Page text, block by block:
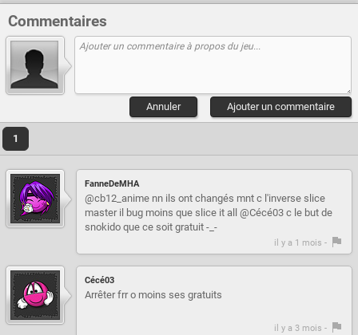
Commentaires
Ajouter un commentaire
Annuler
1
FanneDeMHA
@cb12_anime nn ils ont changés mnt c l'inverse slice
master il bug moins que slice it all @Cécé03 c le but de
snokido que ce soit gratuit -_-
il y a 1 mois -
Cécé03
Arrêter frr o moins ses gratuits
il y a 3 mois -